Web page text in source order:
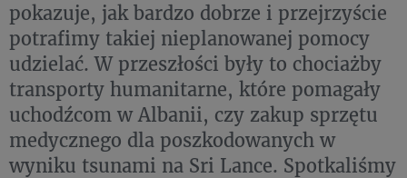
pokazuje, jak bardzo dobrze i przejrzyście
potrafimy takiej nieplanowanej pomocy
udzielać. W przeszłości były to chociażby
transporty humanitarne, które pomagały
uchodźcom w Albanii, czy zakup sprzętu
medycznego dla poszkodowanych w
wyniku tsunami na Sri Lance. Spotkaliśmy